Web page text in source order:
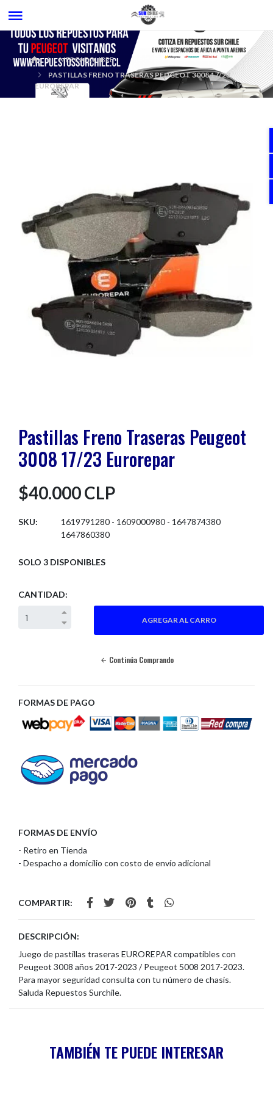
MERCADOLIBRE
PASTILLAS FRENO TRASERAS PEUGEOT 3008 17/23
EUROREPAR
Pastillas Freno Traseras Peugeot
3008 17/23 Eurorepar
$40.000 CLP
SKU:
1619791280 - 1609000980 - 1647874380
1647860380
SOLO 3 DISPONIBLES
CANTIDAD:
Continúa Comprando
FORMAS DE PAGO
FORMAS DE ENVÍO
- Retiro en Tienda
- Despacho a domicilio con costo de envío adicional
COMPARTIR:
DESCRIPCIÓN:
Juego de pastillas traseras EUROREPAR compatibles con
Peugeot 3008 años 2017-2023 / Peugeot 5008 2017-2023.
Para mayor seguridad consulta con tu número de chasis.
Saluda Repuestos Surchile.
TAMBIÉN TE PUEDE INTERESAR